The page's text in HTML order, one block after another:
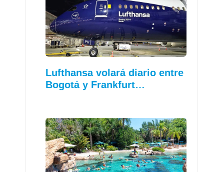
Lufthansa volará diario entre
Bogotá y Frankfurt…